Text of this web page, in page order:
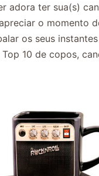
adora ter sua(s)
o momento
os seus
10 de copos,